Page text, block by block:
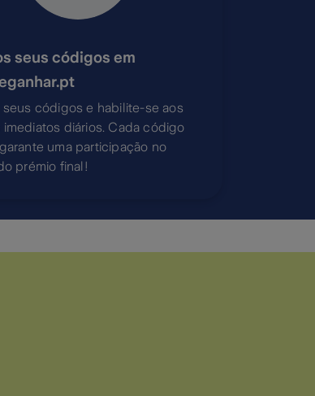
seus códigos em
seus códigos e habilite-se aos
imediatos diários. Cada código
uma participação no
prémio final!